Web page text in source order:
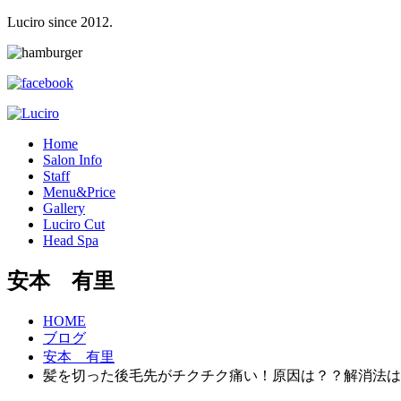
Luciro since 2012.
Home
Salon Info
Staff
Menu&Price
Gallery
Luciro Cut
Head Spa
安本 有里
HOME
ブログ
安本 有里
髪を切った後毛先がチクチク痛い！原因は？？解消法